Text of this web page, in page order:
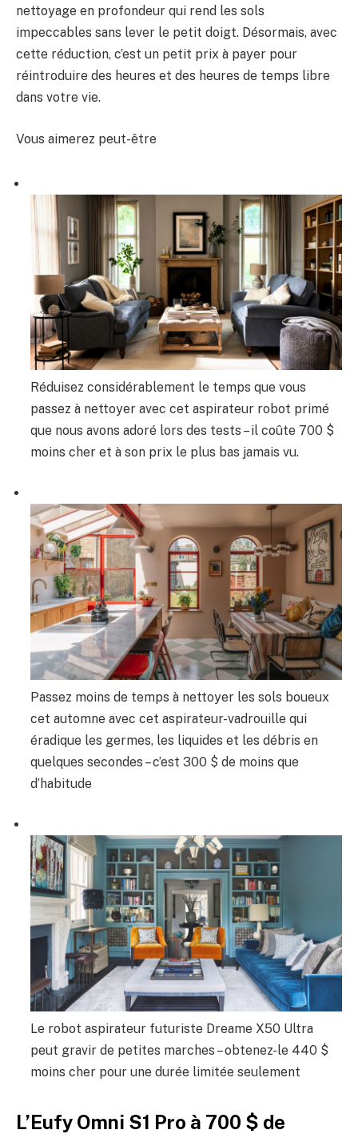
nettoyage en profondeur qui rend les sols
impeccables sans lever le petit doigt. Désormais, avec
cette réduction, c’est un petit prix à payer pour
réintroduire des heures et des heures de temps libre
dans votre vie.
Vous aimerez peut-être
Réduisez considérablement le temps que vous
passez à nettoyer avec cet aspirateur robot primé
que nous avons adoré lors des tests – il coûte 700 $
moins cher et à son prix le plus bas jamais vu.
Passez moins de temps à nettoyer les sols boueux
cet automne avec cet aspirateur-vadrouille qui
éradique les germes, les liquides et les débris en
quelques secondes – c’est 300 $ de moins que
d’habitude
Le robot aspirateur futuriste Dreame X50 Ultra
peut gravir de petites marches – obtenez-le 440 $
moins cher pour une durée limitée seulement
L’Eufy Omni S1 Pro à 700 $ de